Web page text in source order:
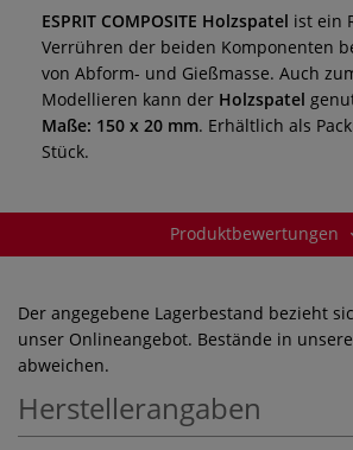
ESPRIT COMPOSITE Holzspatel ist ein
Verrühren der beiden Komponenten
von Abform- und Gießmasse. Auch
Modellieren kann der Holzspatel
Maße: 150 x 20 mm. Erhältlich als
Stück.
Produktbewertungen
Der angegebene Lagerbestand bezieht
unser Onlineangebot. Bestände in
abweichen.
Herstellerangaben